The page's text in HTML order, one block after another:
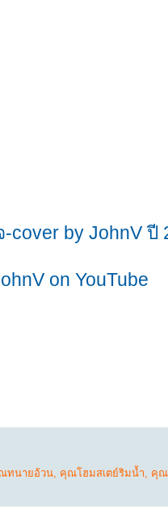
-cover by JohnV
on YouTube
ทนายอ้วน, คุณโฮมสเตย์ริมน้ำ, คุ